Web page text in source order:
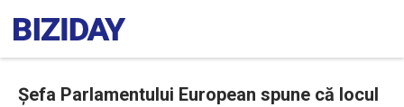
Șefa Parlamentului European spune că locul